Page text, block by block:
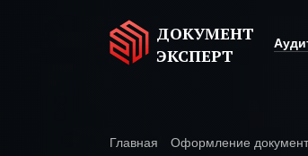
ДОКУМЕНТ
ЭКСПЕРТ
Главная Оформление